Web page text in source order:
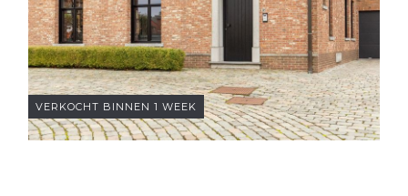
VERKOCHT BINNEN 1 WEEK